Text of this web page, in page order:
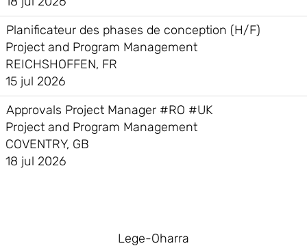
Planificateur des phases de conception (H/F)
Project and Program Management
REICHSHOFFEN, FR
15 jul 2026
Approvals Project Manager #RO #UK
Project and Program Management
COVENTRY, GB
18 jul 2026
Lege-Oharra